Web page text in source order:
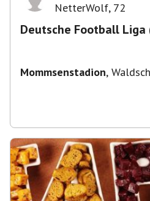
NetterWolf, 72
Mommsenstadion,